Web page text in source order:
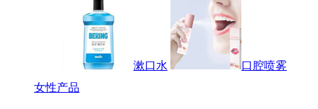
漱口水
口腔喷雾
女性产品